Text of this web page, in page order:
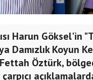
Harun Göksel'in
Damızlık Koyun
Öztürk,